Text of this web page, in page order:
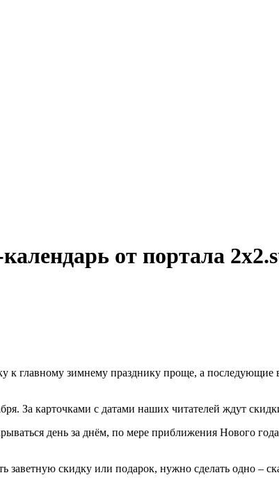
от портала
к главному зимнему празднику проще, а
За карточками с датами наших читателей ждут
день за днём, по мере приближения Нового
заветную скидку или подарок, нужно сделать одно –